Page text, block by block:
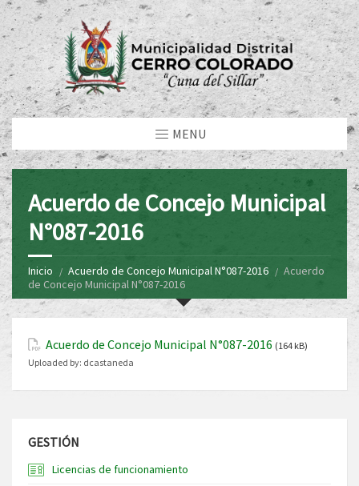
MENU
Acuerdo de Concejo Municipal
N°087-2016
Inicio Acuerdo de Concejo Municipal N°087-2016
Acuerdo
de Concejo Municipal N°087-2016
Acuerdo de Concejo Municipal N°087-2016 (164 kB)
Uploaded by: dcastaneda
GESTIÓN
Licencias de funcionamiento